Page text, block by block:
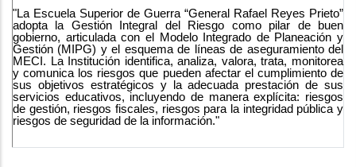
"La Escuela Superior de Guerra “General Rafael Reyes Prieto”
adopta la Gestión Integral del Riesgo como pilar de buen
gobierno, articulada con el Modelo Integrado de Planeación y
Gestión (MIPG) y el esquema de líneas de aseguramiento del
MECI. La Institución identifica, analiza, valora, trata, monitorea
y comunica los riesgos que pueden afectar el cumplimiento de
sus objetivos estratégicos y la adecuada prestación de sus
servicios educativos, incluyendo de manera explícita: riesgos
de gestión, riesgos fiscales, riesgos para la integridad pública y
riesgos de seguridad de la información."